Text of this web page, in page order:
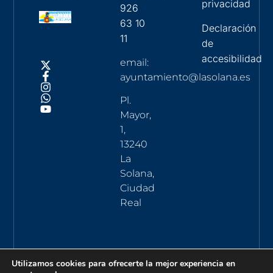
926
63 10
11
email:
ayuntamiento@lasolana.es
Pl.
Mayor,
1,
13240
La
Solana,
Ciudad
Real
privacidad
Declaración
de
accesibilidad
Utilizamos cookies para ofrecerte la mejor experiencia en